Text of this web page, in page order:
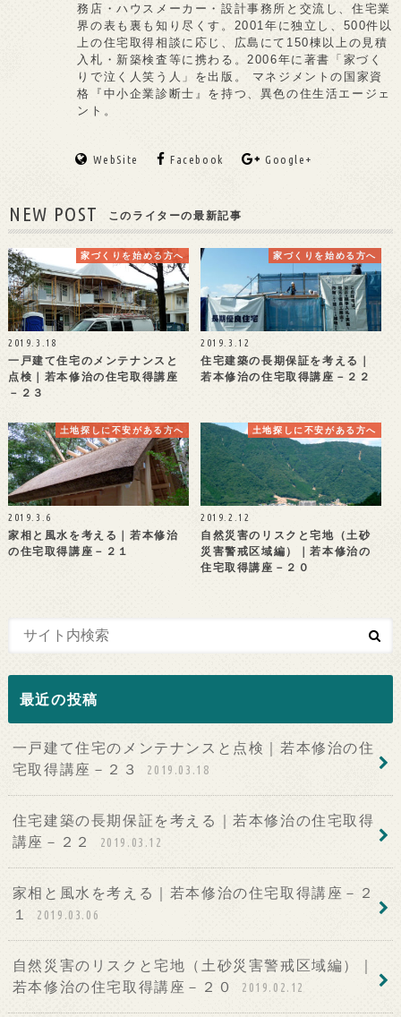
務店・ハウスメーカー・設計事務所と交流し、住宅業
界の表も裏も知り尽くす。2001年に独立し、500件以
上の住宅取得相談に応じ、広島にて150棟以上の見積
入札・新築検査等に携わる。2006年に著書「家づく
りで泣く人笑う人」を出版。 マネジメントの国家資
格『中小企業診断士』を持つ、異色の住生活エージェ
ント。
WebSite Facebook Google+
NEW POST このライターの最新記事
家づくりを始める方へ
2019.3.18
一戸建て住宅のメンテナンスと
点検｜若本修治の住宅取得講座
－２３
家づくりを始める方へ
2019.3.12
住宅建築の長期保証を考える｜
若本修治の住宅取得講座－２２
土地探しに不安がある方へ
2019.3.6
家相と風水を考える｜若本修治
の住宅取得講座－２１
土地探しに不安がある方へ
2019.2.12
自然災害のリスクと宅地（土砂
災害警戒区域編）｜若本修治の
住宅取得講座－２０
最近の投稿
一戸建て住宅のメンテナンスと点検｜若本修治の住
宅取得講座－２３
2019.03.18
住宅建築の長期保証を考える｜若本修治の住宅取得
講座－２２
2019.03.12
家相と風水を考える｜若本修治の住宅取得講座－２
１
2019.03.06
自然災害のリスクと宅地（土砂災害警戒区域編）｜
若本修治の住宅取得講座－２０
2019.02.12